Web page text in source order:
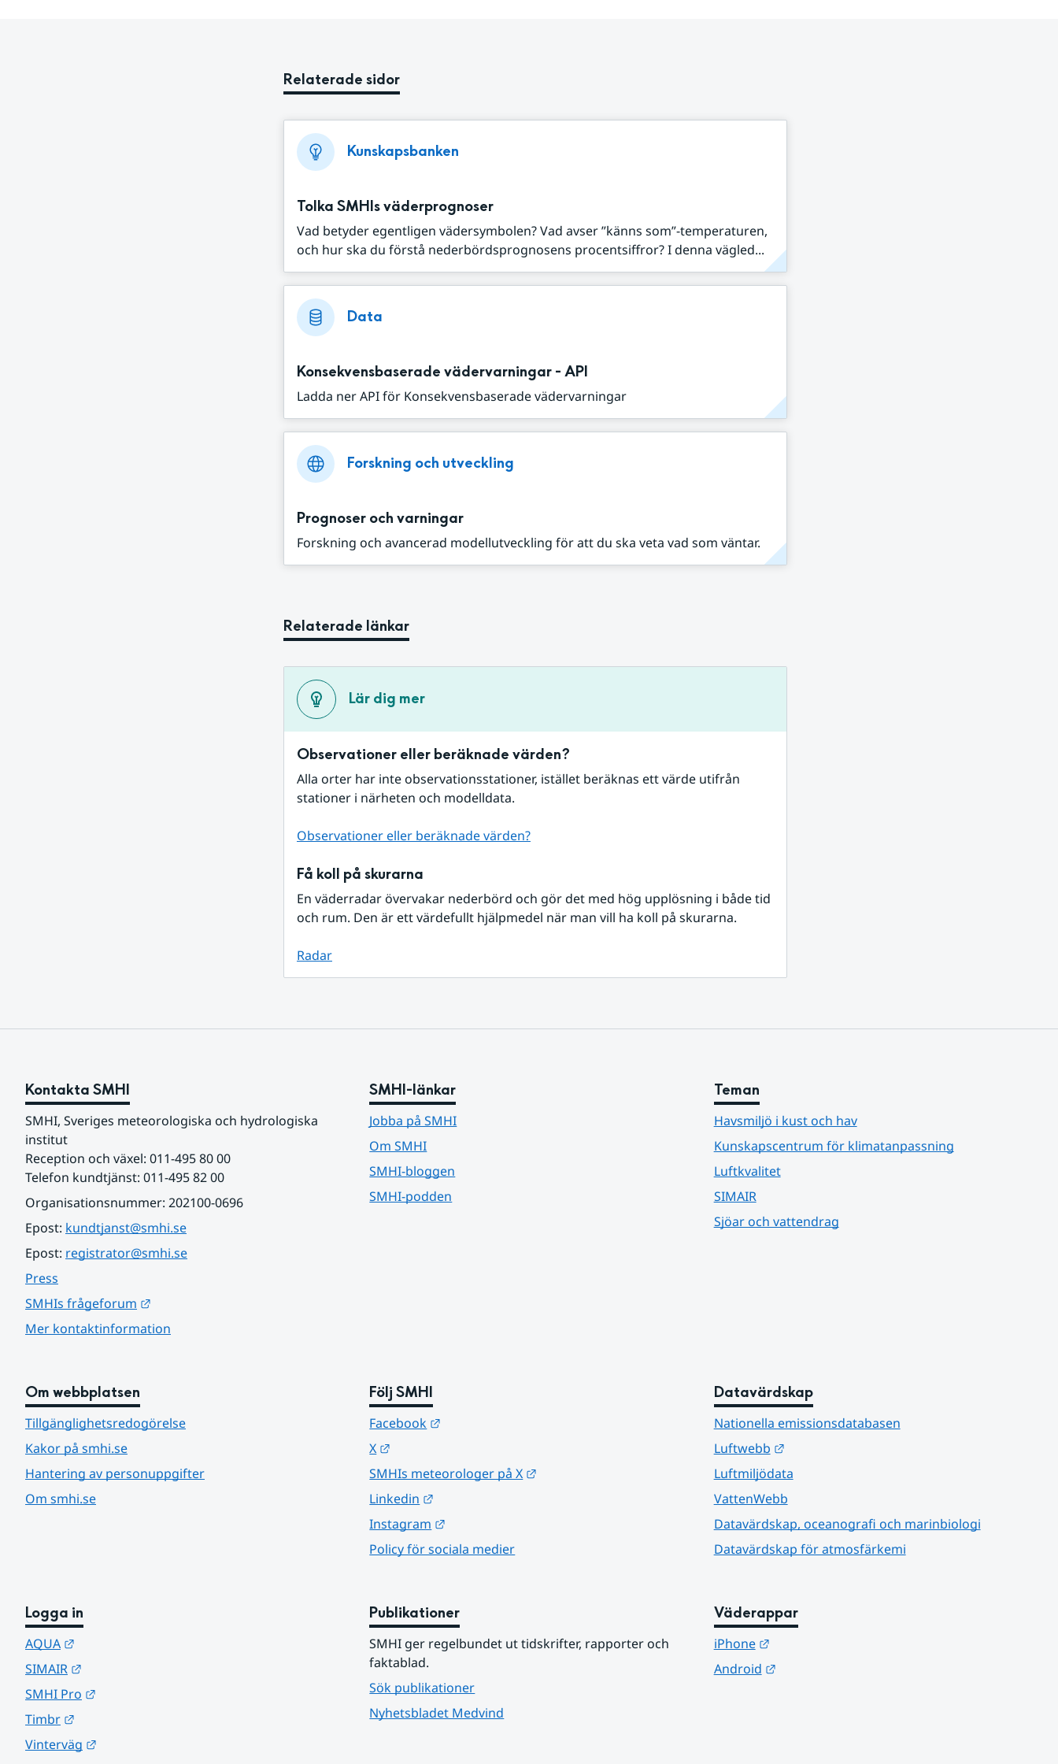
Relaterade sidor
Kunskapsbanken
Tolka SMHIs väderprognoser
Vad betyder egentligen vädersymbolen? Vad avser ”känns som”-temperaturen,
och hur ska du förstå nederbördsprognosens procentsiffror? I denna vägled...
Data
Konsekvensbaserade vädervarningar - API
Ladda ner API för Konsekvensbaserade vädervarningar
Forskning och utveckling
Prognoser och varningar
Forskning och avancerad modellutveckling för att du ska veta vad som väntar.
Relaterade länkar
Lär dig mer
Observationer eller beräknade värden?
Alla orter har inte observationsstationer, istället beräknas ett värde utifrån
stationer i närheten och modelldata.
Observationer eller beräknade värden?
Få koll på skurarna
En väderradar övervakar nederbörd och gör det med hög upplösning i både tid
och rum. Den är ett värdefullt hjälpmedel när man vill ha koll på skurarna.
Radar
Kontakta SMHI
SMHI, Sveriges meteorologiska och hydrologiska
institut
Reception och växel: 011-495 80 00
Telefon kundtjänst: 011-495 82 00
Organisationsnummer: 202100-0696
Epost: kundtjanst@smhi.se
Epost: registrator@smhi.se
Press
SMHIs frågeforum
Mer kontaktinformation
SMHI-länkar
Jobba på SMHI
Om SMHI
SMHI-bloggen
SMHI-podden
Teman
Havsmiljö i kust och hav
Kunskapscentrum för klimatanpassning
Luftkvalitet
SIMAIR
Sjöar och vattendrag
Om webbplatsen
Tillgänglighetsredogörelse
Kakor på smhi.se
Hantering av personuppgifter
Om smhi.se
Följ SMHI
Facebook
X
SMHIs meteorologer på X
Linkedin
Instagram
Policy för sociala medier
Datavärdskap
Nationella emissionsdatabasen
Luftwebb
Länk till annan webbplats.
Luftmiljödata
VattenWebb
Datavärdskap, oceanografi och marinbiologi
Datavärdskap för atmosfärkemi
Logga in
AQUA
SIMAIR
SMHI Pro
Timbr
Vinterväg
Publikationer
SMHI ger regelbundet ut tidskrifter, rapporter och
faktablad.
Sök publikationer
Nyhetsbladet Medvind
Väderappar
iPhone
Länk till annan webbplats.
Android
Länk till annan webbplats.